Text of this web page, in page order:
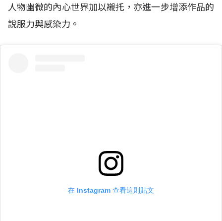
人物幽微的內心世界加以襯托，亦進一步增添作品的
說服力與感染力。
在 Instagram 查看這則貼文